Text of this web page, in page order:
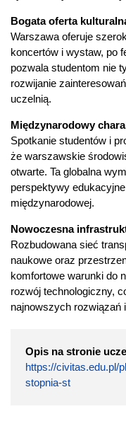
Bogata oferta
Warszawa oferuje
koncertów i wystaw, po
pozwala studentom nie
rozwijanie
uczelnią.
Międzynarodowy
Spotkanie studentów i
że warszawskie
otwarte. Ta globalna
perspektywy
międzynarodowej.
Nowoczesna
Rozbudowana sieć
naukowe oraz
komfortowe warunki do
rozwój technologiczny,
najnowszych rozwiązań
Opis na stronie
https://civitas.edu.pl/
stopnia-st